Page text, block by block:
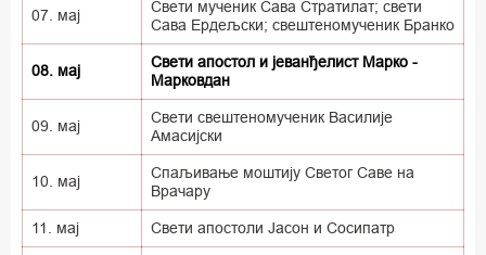
07. мај
Свети мученик Сава Стратилат; свети
Сава Ердељски; свештеномученик Бранко
08. мај
Свети апостол и јеванђелист Марко -
Марковдан
09. мај
Свети свештеномученик Василије
Амасијски
10. мај
Спаљивање моштију Светог Саве на
Врачару
11. мај Свети апостоли Јасон и Сосипатр